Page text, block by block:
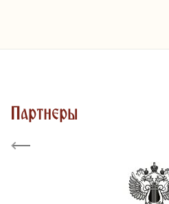
Партнеры
Previous